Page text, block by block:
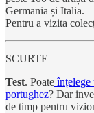
Germania și Italia.
Pentru a vizita
SCURTE
Test. Poateînțelege
portughez? Dar
de timp pentru